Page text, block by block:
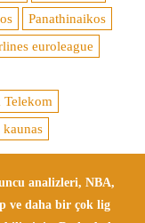
Panathinaikos
euroleague
Telekom
analizleri, NBA,
ve daha bir çok lig